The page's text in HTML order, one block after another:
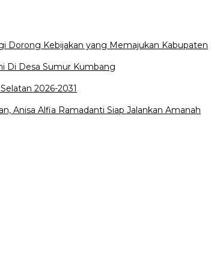
Dorong Kebijakan yang Memajukan Kabupaten
Di Desa Sumur Kumbang
2026-2031
Anisa Alfia Ramadanti Siap Jalankan Amanah